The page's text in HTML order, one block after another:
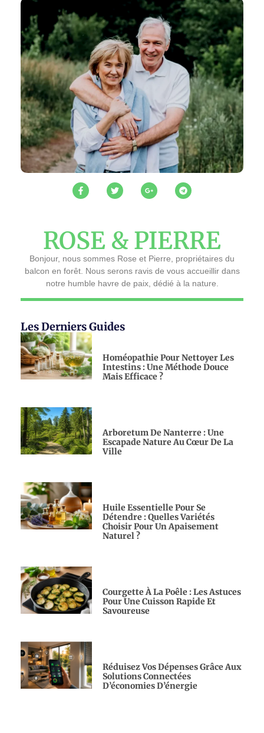
ROSE & PIERRE
Bonjour, nous sommes Rose et Pierre, propriétaires du
balcon en forêt. Nous serons ravis de vous accueillir dans
notre humble havre de paix, dédié à la nature.
Les Derniers Guides
Homéopathie Pour Nettoyer Les
Intestins : Une Méthode Douce
Mais Efficace ?
Arboretum De Nanterre : Une
Escapade Nature Au Cœur De La
Ville
Huile Essentielle Pour Se
Détendre : Quelles Variétés
Choisir Pour Un Apaisement
Naturel ?
Courgette À La Poêle : Les Astuces
Pour Une Cuisson Rapide Et
Savoureuse
Réduisez Vos Dépenses Grâce Aux
Solutions Connectées
D’économies D’énergie